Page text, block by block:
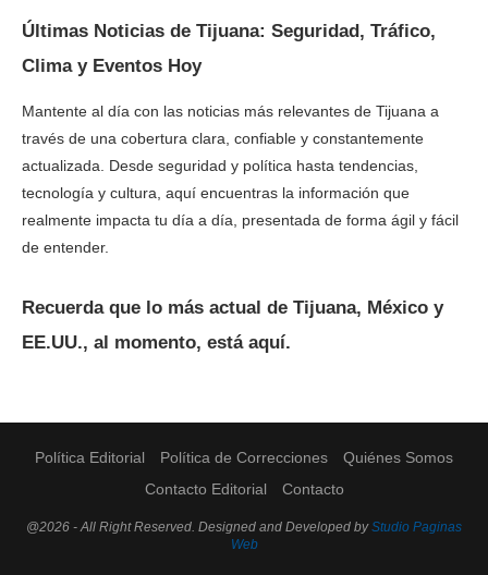
Últimas Noticias de Tijuana: Seguridad, Tráfico,
Clima y Eventos Hoy
Mantente al día con las noticias más relevantes de Tijuana a
través de una cobertura clara, confiable y constantemente
actualizada. Desde seguridad y política hasta tendencias,
tecnología y cultura, aquí encuentras la información que
realmente impacta tu día a día, presentada de forma ágil y fácil
de entender.
Recuerda que lo más actual de Tijuana, México y
EE.UU., al momento, está aquí.
Política Editorial Política de Correcciones
Quiénes Somos
Contacto Editorial
Contacto
@2026 - All Right Reserved. Designed and Developed byStudio Paginas
Web